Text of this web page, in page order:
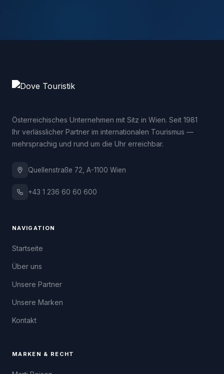
Österreichisches Unternehmen mit Sitz in Wien. Seit 1981
Ihr verlässlicher Partner im internationalen Tourismus —
mehrsprachig und rund um die Uhr erreichbar.
Quellenstraße 72, A-1100 Wien
+43 1 236 60 60 600
NAVIGATION
Startseite
Über uns
Unsere Partner
Unsere Marken
Kontakt
MARKEN & RECHT